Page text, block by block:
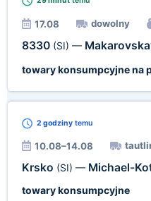
17.08 dowolny
8330 (SI) —
towary konsumpcyjne na
2 godzinytemu
10.08–14.08
Krsko (SI) — Michael-
towary konsumpcyjne